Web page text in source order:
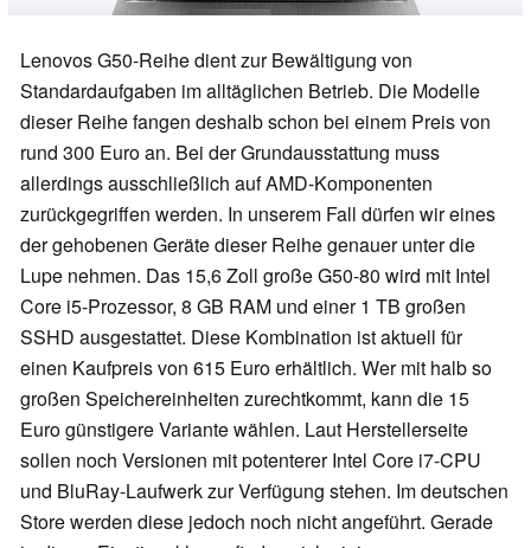
Lenovos G50-Reihe dient zur Bewältigung von
Standardaufgaben im alltäglichen Betrieb. Die Modelle
dieser Reihe fangen deshalb schon bei einem Preis von
rund 300 Euro an. Bei der Grundausstattung muss
allerdings ausschließlich auf AMD-Komponenten
zurückgegriffen werden. In unserem Fall dürfen wir eines
der gehobenen Geräte dieser Reihe genauer unter die
Lupe nehmen. Das 15,6 Zoll große G50-80 wird mit Intel
Core i5-Prozessor, 8 GB RAM und einer 1 TB großen
SSHD ausgestattet. Diese Kombination ist aktuell für
einen Kaufpreis von 615 Euro erhältlich. Wer mit halb so
großen Speichereinheiten zurechtkommt, kann die 15
Euro günstigere Variante wählen. Laut Herstellerseite
sollen noch Versionen mit potenterer Intel Core i7-CPU
und BluRay-Laufwerk zur Verfügung stehen. Im deutschen
Store werden diese jedoch noch nicht angeführt. Gerade